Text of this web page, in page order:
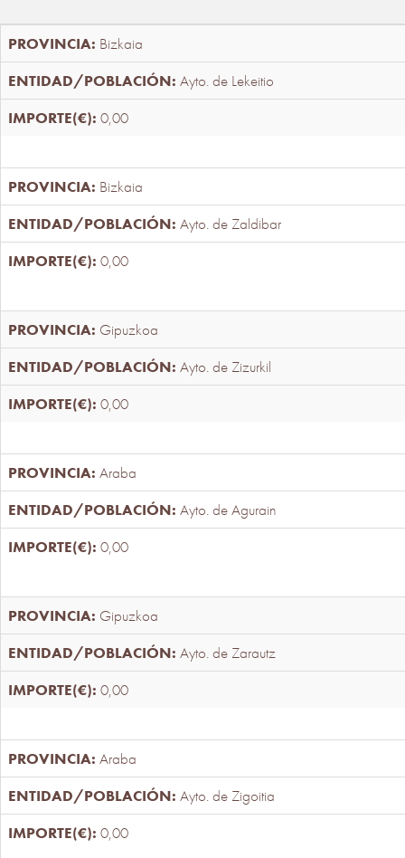
Bizkaia
Ayto. de Lekeitio
0,00
Bizkaia
Ayto. de Zaldibar
0,00
Gipuzkoa
Ayto. de Zizurkil
0,00
Araba
Ayto. de Agurain
0,00
Gipuzkoa
Ayto. de Zarautz
0,00
Araba
Ayto. de Zigoitia
0,00